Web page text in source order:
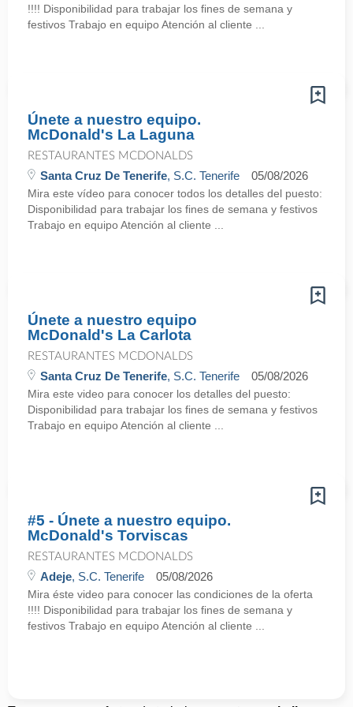
!!!! Disponibilidad para trabajar los fines de semana y
festivos Trabajo en equipo Atención al cliente ...
Únete a nuestro equipo.
McDonald's La Laguna
RESTAURANTES MCDONALDS
Santa Cruz De Tenerife, S.C. Tenerife 05/08/2026
Mira este vídeo para conocer todos los detalles del puesto:
Disponibilidad para trabajar los fines de semana y festivos
Trabajo en equipo Atención al cliente ...
Únete a nuestro equipo
McDonald's La Carlota
RESTAURANTES MCDONALDS
Santa Cruz De Tenerife, S.C. Tenerife 05/08/2026
Mira este video para conocer los detalles del puesto:
Disponibilidad para trabajar los fines de semana y festivos
Trabajo en equipo Atención al cliente ...
#5 - Únete a nuestro equipo.
McDonald's Torviscas
RESTAURANTES MCDONALDS
Adeje, S.C. Tenerife 05/08/2026
Mira éste video para conocer las condiciones de la oferta
!!!! Disponibilidad para trabajar los fines de semana y
festivos Trabajo en equipo Atención al cliente ...